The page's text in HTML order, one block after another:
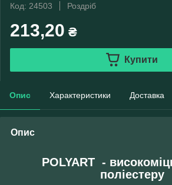
Код: 24503
Роздріб
213,20 ₴
Купити
Опис Характеристики Доставка
Опис
POLYART-
поліестеру